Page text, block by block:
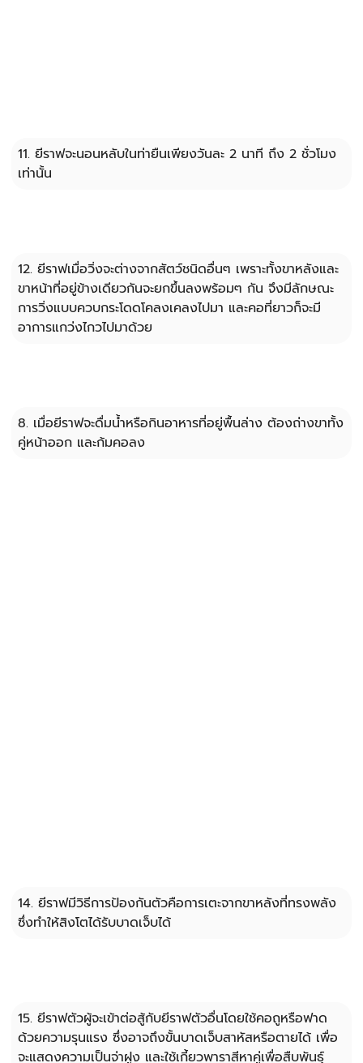
11. ยีราฟจะนอนหลับในท่ายืนเพียงวันละ 2 นาที ถึง 2 ชั่วโมง
เท่านั้น
12. ยีราฟเมื่อวิ่งจะต่างจากสัตว์ชนิดอื่นๆ เพราะทั้งขาหลังและ
ขาหน้าที่อยู่ข้างเดียวกันจะยกขึ้นลงพร้อมๆ กัน จึงมีลักษณะ
การวิ่งแบบควบกระโดดโคลงเคลงไปมา และคอที่ยาวก็จะมี
อาการแกว่งไกวไปมาด้วย
8. เมื่อยีราฟจะดื่มน้ำหรือกินอาหารที่อยู่พื้นล่าง ต้องถ่างขาทั้ง
คู่หน้าออก และก้มคอลง
14. ยีราฟมีวิธีการป้องกันตัวคือการเตะจากขาหลังที่ทรงพลัง
ซึ่งทำให้สิงโตได้รับบาดเจ็บได้
15. ยีราฟตัวผู้จะเข้าต่อสู้กับยีราฟตัวอื่นโดยใช้คอถูหรือฟาด
ด้วยความรุนแรง ซึ่งอาจถึงขั้นบาดเจ็บสาหัสหรือตายได้ เพื่อ
จะแสดงความเป็นจ่าฝูง และใช้เกี้ยวพาราสีหาคู่เพื่อสืบพันธุ์